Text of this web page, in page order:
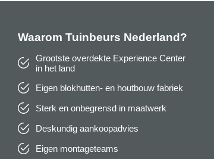
Waarom Tuinbeurs Nederland?
Grootste overdekte Experience Center
in het land
Eigen blokhutten- en houtbouw fabriek
Sterk en onbegrensd in maatwerk
Deskundig aankoopadvies
Eigen montageteams